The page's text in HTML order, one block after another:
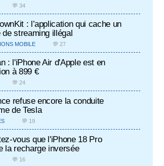
💬 34
: l’application qui cache un
streaming illégal
MOBILE 💬 27
: l'iPhone Air d'Apple est en
à 899 €
💬 24
refuse encore la conduite
de Tesla
💬 19
vous que l'iPhone 18 Pro
la recharge inversée
💬 16